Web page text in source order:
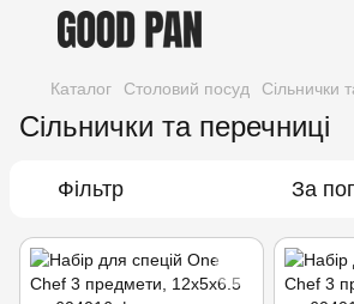
Каталог Столовий посуд Сільнички
Сільнички та перечниці
Фільтр За